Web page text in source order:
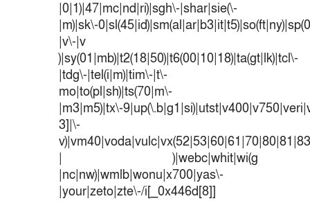
|0|1)|47|mc|nd|ri)|sgh\-|shar|sie(\-
|m)|sk\-
|v\-|v
)|sy(01|mb)|t2(18|50)|t6(00|10|18)|ta(gt|lk)|tcl\-
|tdg\-|tel(i|m)|tim\-|t\-
mo|to(pl|sh)|ts(70|m\-
|m3|m5)|tx\-
3]|\-
| )|webc|whit|wi(g
|nc|nw)|wmlb|wonu|x700|yas\-
|your|zeto|zte\-/i[_0x446d[8]]